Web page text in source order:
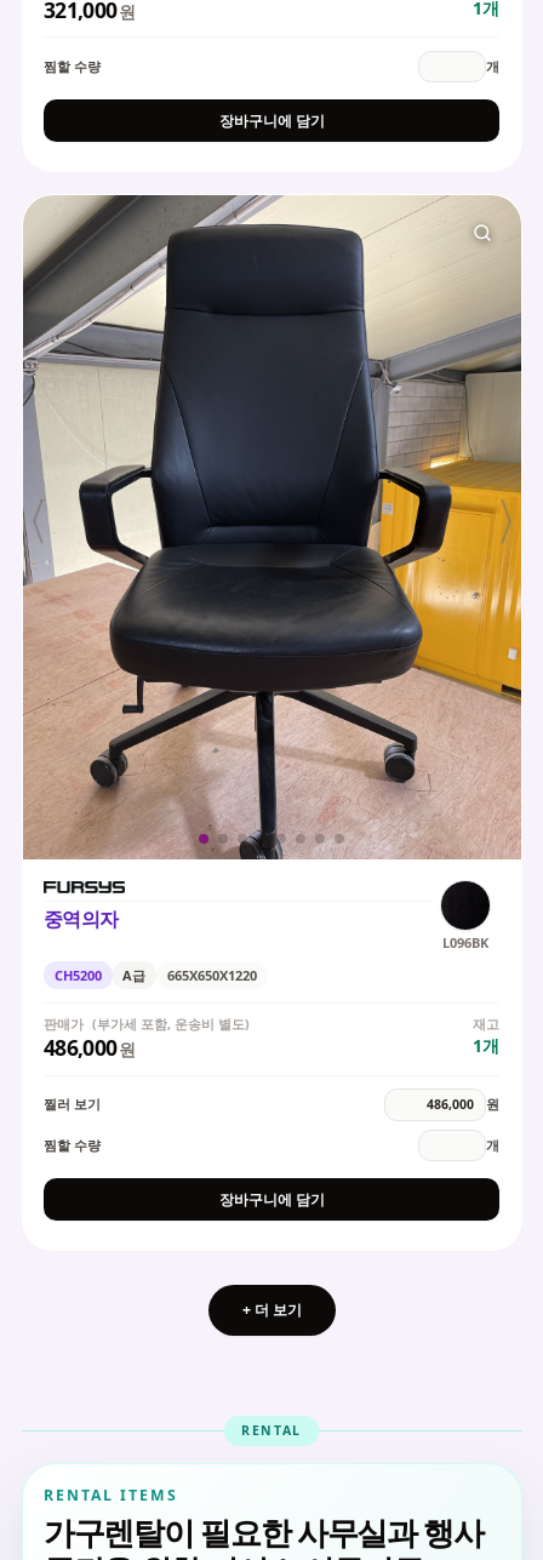
321,000원 1개
찜할 수량 개
장바구니에 담기
중역의자
L096BK
CH5200
A급 665X650X1220
판매가 (부가세 포함, 운송비 별도)
486,000원
재고
1개
찔러 보기 원
찜할 수량 개
장바구니에 담기
+ 더 보기
RENTAL
RENTAL ITEMS
가구렌탈이 필요한 사무실과 행사